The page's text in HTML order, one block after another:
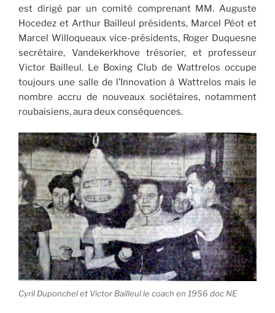
est dirigé par un comité comprenant MM. Auguste
Hocedez et Arthur Bailleul présidents, Marcel Péot et
Marcel Willoqueaux vice-présidents, Roger Duquesne
secrétaire, Vandekerkhove trésorier, et professeur
Victor Bailleul. Le Boxing Club de Wattrelos occupe
toujours une salle de l’Innovation à Wattrelos mais le
nombre accru de nouveaux sociétaires, notamment
roubaisiens, aura deux conséquences.
Cyril Duponchel et Victor Bailleul le coach en 1956 doc NE